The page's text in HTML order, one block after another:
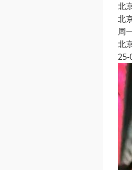
北
北
周
北
25-